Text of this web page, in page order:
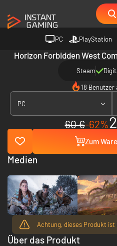
PC PlayStation
Horizon Forbidden West
Steam
18
PC
60 €-62%
Zum
Achtung, dieses Produkt
Über das Produkt
Medien